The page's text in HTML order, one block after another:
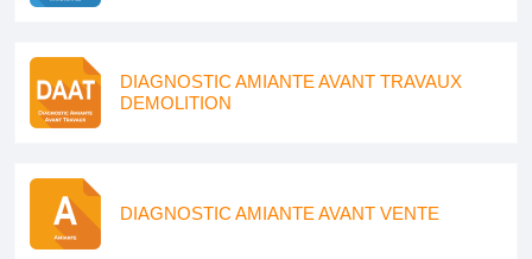
DIAGNOSTIC AMIANTE AVANT TRAVAUX
DEMOLITION
DIAGNOSTIC AMIANTE AVANT VENTE